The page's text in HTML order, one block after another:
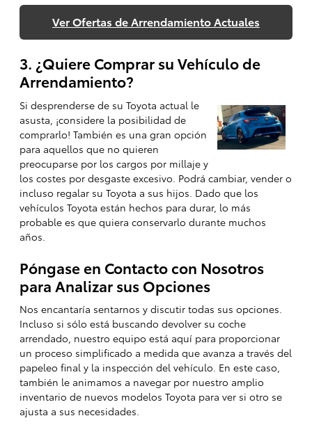
Ver Ofertas de Arrendamiento Actuales
3. ¿Quiere Comprar su Vehículo de
Arrendamiento?
Si desprenderse de su Toyota actual le
asusta, ¡considere la posibilidad de
comprarlo! También es una gran opción
para aquellos que no quieren
preocuparse por los cargos por millaje y
los costes por desgaste excesivo. Podrá cambiar, vender o
incluso regalar su Toyota a sus hijos. Dado que los
vehículos Toyota están hechos para durar, lo más
probable es que quiera conservarlo durante muchos
años.
Póngase en Contacto con Nosotros
para Analizar sus Opciones
Nos encantaría sentarnos y discutir todas sus opciones.
Incluso si sólo está buscando devolver su coche
arrendado, nuestro equipo está aquí para proporcionar
un proceso simplificado a medida que avanza a través del
papeleo final y la inspección del vehículo. En este caso,
también le animamos a navegar por nuestro amplio
inventario de nuevos modelos Toyota para ver si otro se
ajusta a sus necesidades.